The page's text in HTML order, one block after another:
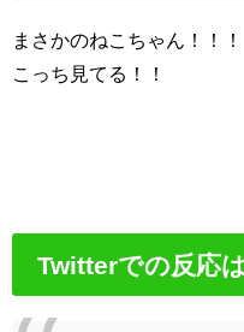
まさかのねこちゃん！！！
こっち見てる！！
Twitterでの反応